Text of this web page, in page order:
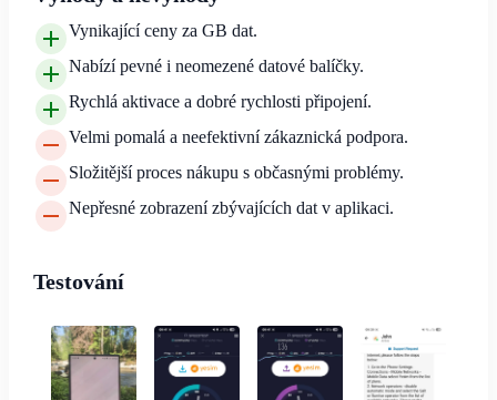
Vynikající ceny za GB dat.
Nabízí pevné i neomezené datové balíčky.
Rychlá aktivace a dobré rychlosti připojení.
Velmi pomalá a neefektivní zákaznická podpora.
Složitější proces nákupu s občasnými problémy.
Nepřesné zobrazení zbývajících dat v aplikaci.
Testování